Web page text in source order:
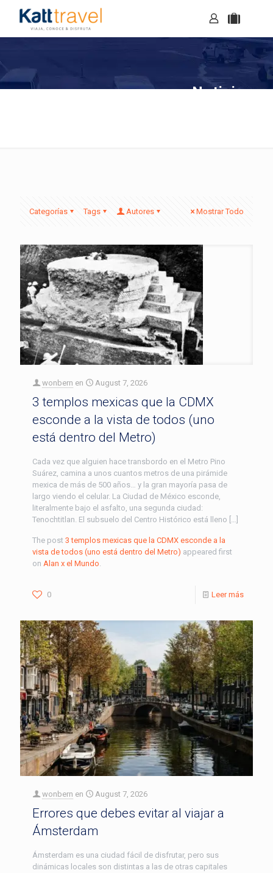
Noticias
Categorías Tags Autores Mostrar Todo
wonbern en August 7, 2026
3 templos mexicas que la CDMX
esconde a la vista de todos (uno
está dentro del Metro)
Cada vez que alguien hace transbordo en el Metro Pino
Suárez, camina a unos cuantos metros de una pirámide
mexica de más de 500 años… y la gran mayoría pasa de
largo viendo el celular. La Ciudad de México esconde,
literalmente bajo el asfalto, una segunda ciudad:
Tenochtitlan. El subsuelo del Centro Histórico está lleno […]
The post 3 templos mexicas que la CDMX esconde a la
vista de todos (uno está dentro del Metro) appeared first
on Alan x el Mundo.
0 Leer más
wonbern en August 7, 2026
Errores que debes evitar al viajar a
Ámsterdam
Ámsterdam es una ciudad fácil de disfrutar, pero sus
dinámicas locales son distintas a las de otras capitales